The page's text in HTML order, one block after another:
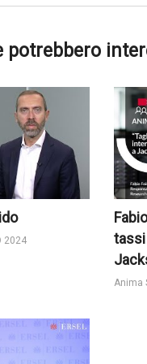
potrebbero
2024
Anima